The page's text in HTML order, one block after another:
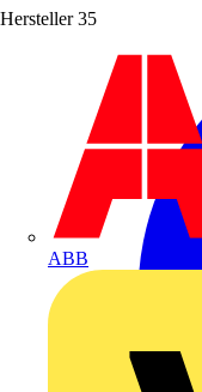
Hersteller 35
ABB